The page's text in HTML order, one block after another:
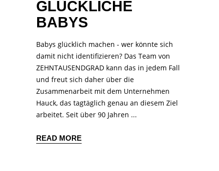
GLÜCKLICHE
BABYS
Babys glücklich machen - wer könnte sich
damit nicht identifizieren? Das Team von
ZEHNTAUSENDGRAD kann das in jedem Fall
und freut sich daher über die
Zusammenarbeit mit dem Unternehmen
Hauck, das tagtäglich genau an diesem Ziel
arbeitet. Seit über 90 Jahren
READ MORE